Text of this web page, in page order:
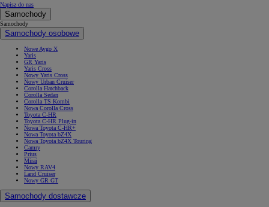
Napisz do nas
Samochody
Samochody
Samochody osobowe
Nowe Aygo X
Yaris
GR Yaris
Yaris Cross
Nowy Yaris Cross
Nowy Urban Cruiser
Corolla Hatchback
Corolla Sedan
Corolla TS Kombi
Nowa Corolla Cross
Toyota C-HR
Toyota C-HR Plug-in
Nowa Toyota C-HR+
Nowa Toyota bZ4X
Nowa Toyota bZ4X Touring
Camry
Prius
Mirai
Nowy RAV4
Land Cruiser
Nowy GR GT
Samochody dostawcze